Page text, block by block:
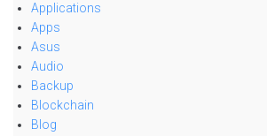
Applications
Apps
Asus
Audio
Backup
Blockchain
Blog